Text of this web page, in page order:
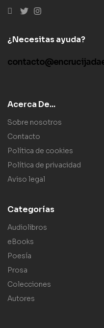
¿Necesitas ayuda?
Acerca De...
Sobre nosotros
Contacto
Política de cookies
Política de privacidad
Aviso legal
Categorías
Audiolibros
eBooks
Poesía
Prosa
Colecciones
Autores